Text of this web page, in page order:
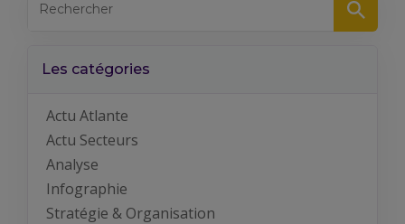
Les catégories
Actu Atlante
Actu Secteurs
Analyse
Infographie
Stratégie & Organisation